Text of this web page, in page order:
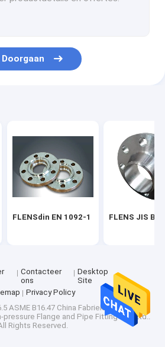
Doorgaan
FLENSdin EN 1092-1 FLENS JIS
Contacteer
ons
Desktop
Site
Privacy Policy
ASME B16.47 China Fabriek.Copyright ©
pressure Flange and Pipe Fitting Co., Ltd..
Rights Reserved.